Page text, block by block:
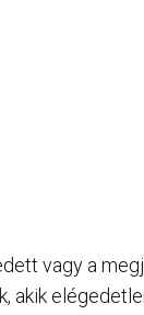
vagy a
akik